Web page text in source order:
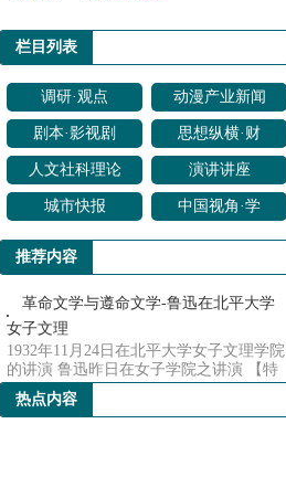
栏目列表
调研·观点 动漫产业新闻
剧本·影视剧
改编
思想纵横·财
经聚焦
人文社科理论
研究
演讲讲座
城市快报
中国视角·学
推荐内容
革命文学与遵命文学-鲁迅在北平大学
女子文理
1932年11月24日在北平大学女子文理学院
的讲演 鲁迅昨日在女子学院之讲演 【特
讯】鲁迅...
热点内容